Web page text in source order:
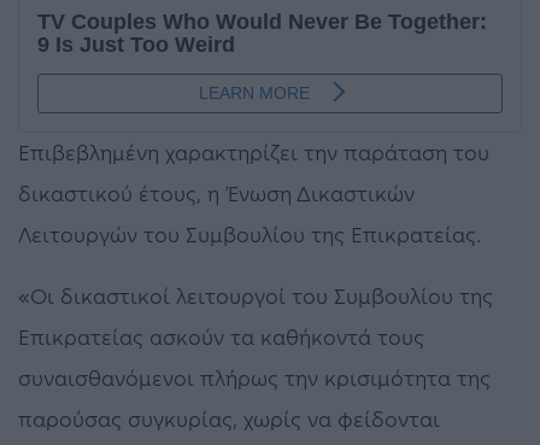
Επιβεβλημένη χαρακτηρίζει την παράταση του
δικαστικού έτους, η Ένωση Δικαστικών
Λειτουργών του Συμβουλίου της Επικρατείας.
«Οι δικαστικοί λειτουργοί του Συμβουλίου της
Επικρατείας ασκούν τα καθήκοντά τους
συναισθανόμενοι πλήρως την κρισιμότητα της
παρούσας συγκυρίας, χωρίς να φείδονται